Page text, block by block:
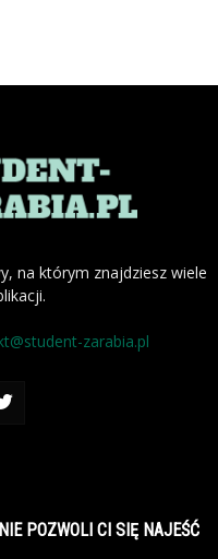
na którym znajdziesz wiele
zarabia.pl
POZWOLI CI SIĘ NAJEŚĆ